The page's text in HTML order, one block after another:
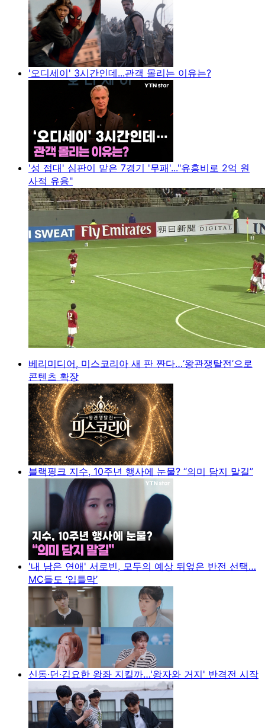
'오디세이' 3시간인데...관객 몰리는 이유는?
'성 접대' 심판이 맡은 7경기 '무패'..."유흥비로 2억 원
사적 유용"
베리미디어, 미스코리아 새 판 짠다…‘왕관쟁탈전’으로
콘텐츠 확장
블랙핑크 지수, 10주년 행사에 눈물? “의미 담지 말길”
'내 남은 연애' 서로빈, 모두의 예상 뒤엎은 반전 선택…
MC들도 ‘입틀막’
신동·던·김요한 왕좌 지킬까…'왕자와 거지' 반격전 시작